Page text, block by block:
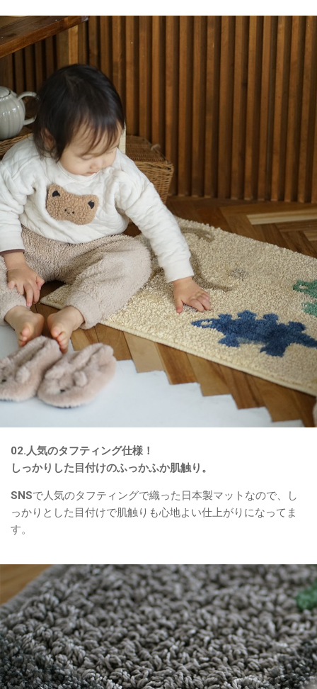
02.人気のタフティング仕様！
しっかりした目付けのふっかふか肌触り。
SNSで人気のタフティングで織った日本製マットなので、し
っかりとした目付けで肌触りも心地よい仕上がりになってま
す。